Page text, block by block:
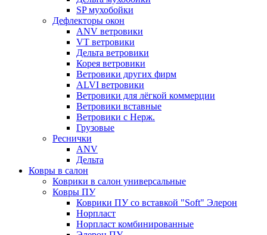
SP мухобойки
Дефлекторы окон
ANV ветровики
VT ветровики
Дельта ветровики
Корея ветровики
Ветровики других фирм
ALVI ветровики
Ветровики для лёгкой коммерции
Ветровики вставные
Ветровики с Нерж.
Грузовые
Реснички
ANV
Дельта
Ковры в салон
Коврики в салон универсальные
Ковры ПУ
Коврики ПУ со вставкой "Soft" Элерон
Норпласт
Норпласт комбинированные